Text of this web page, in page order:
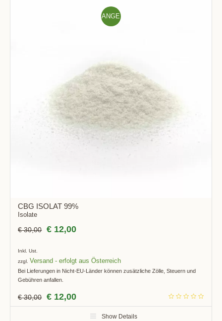
ANGE
CBG ISOLAT 99%
Isolate
€30,00 € 12,00
Inkl. Ust.
zzgl. Versand
Bei Lieferungen in Nicht-EU-Länder können zusätzliche Zölle, Steuern und
Gebühren anfallen.
€30,00 € 12,00
Show Details